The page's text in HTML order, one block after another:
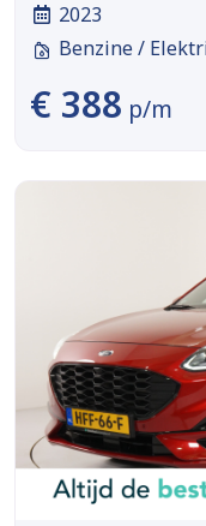
2023
Benzine /
€ 388 p/m